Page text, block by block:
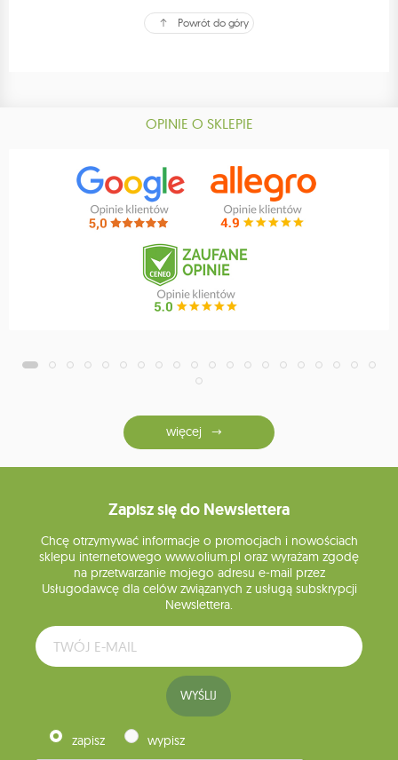
Powrót do góry
OPINIE O SKLEPIE
więcej
Zapisz się do Newslettera
Chcę otrzymywać informacje o promocjach i nowościach
sklepu internetowego www.olium.pl oraz wyrażam zgodę
na przetwarzanie mojego adresu e-mail przez
Usługodawcę dla celów związanych z usługą subskrypcji
Newslettera.
WYŚLIJ
zapisz wypisz